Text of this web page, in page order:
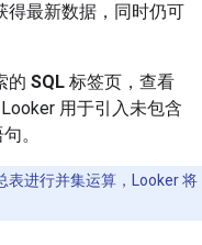
得最新数据，同时仍可
的 SQL 标签页，查看
用于引入未包含
。
表进行并集运算，Looker 将